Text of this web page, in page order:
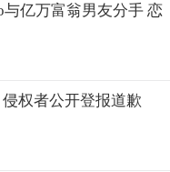
与亿万富翁男友分手 恋
权者公开登报道歉